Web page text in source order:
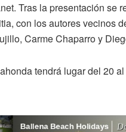
Tras la presentación se
con los autores vecinos
Carme Chaparro y
tendrá lugar del 20